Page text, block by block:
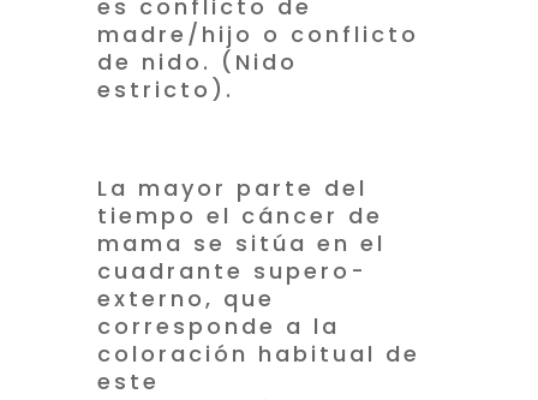
es conflicto de
madre/hijo o conflicto
de nido. (Nido
estricto).
La mayor parte del
tiempo el cáncer de
mama se sitúa en el
cuadrante supero-
externo, que
corresponde a la
coloración habitual de
este